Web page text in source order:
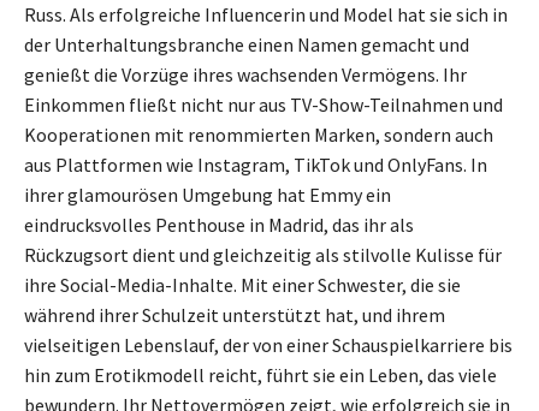
Russ. Als erfolgreiche Influencerin und Model hat sie sich in
der Unterhaltungsbranche einen Namen gemacht und
genießt die Vorzüge ihres wachsenden Vermögens. Ihr
Einkommen fließt nicht nur aus TV-Show-Teilnahmen und
Kooperationen mit renommierten Marken, sondern auch
aus Plattformen wie Instagram, TikTok und OnlyFans. In
ihrer glamourösen Umgebung hat Emmy ein
eindrucksvolles Penthouse in Madrid, das ihr als
Rückzugsort dient und gleichzeitig als stilvolle Kulisse für
ihre Social-Media-Inhalte. Mit einer Schwester, die sie
während ihrer Schulzeit unterstützt hat, und ihrem
vielseitigen Lebenslauf, der von einer Schauspielkarriere bis
hin zum Erotikmodell reicht, führt sie ein Leben, das viele
bewundern. Ihr Nettovermögen zeigt, wie erfolgreich sie in